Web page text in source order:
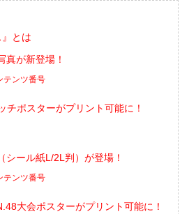
』とは
真が新登場！
テンツ番号
チポスターがプリント可能に！
シール紙L/2L判）が登場！
テンツ番号
大会ポスターがプリント可能に！